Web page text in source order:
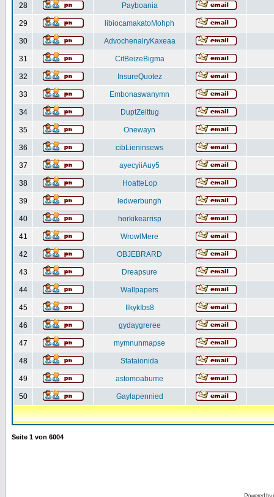
28 Payboania
29 libiocamakatoMohph
30 AdvochenalryKaxeaa
31 CitBeizeBigma
32 InsureQuotez
33 Embonaswanymn
34 DuptZelttug
35 Onewayn
36 cibLieninsews
37 ayecyiiAuy5
38 HoatteLop
39 ledwerbungh
40 horkikearrisp
41 WrowlMere
42 OBJEBRARD
43 Dreapsure
44 Wallpapers
45 IlkykIbs8
46 gydaygreree
47 mymnunmapse
48 Stataionida
49 astomoabume
50 Gaylapennied
Seite 1 von 6004
Powered by